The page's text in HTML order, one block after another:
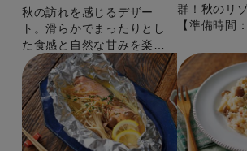
秋の訪れを感じるデザー
ト。滑らかでまったりとし
た食感と自然な甘みを楽し
めます。 【準備時間：5分】
群！秋のリ
【準備時間